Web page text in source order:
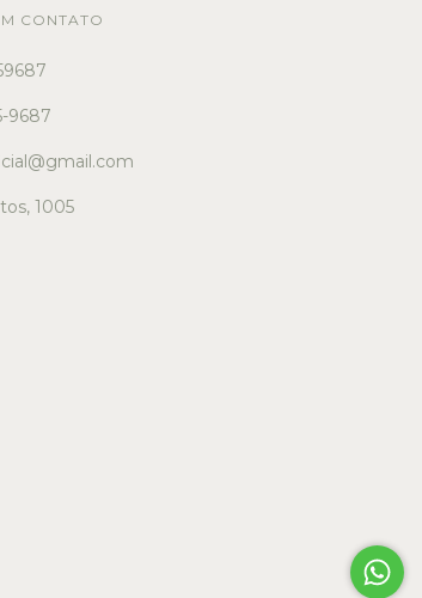
CONTATO
9687
1005